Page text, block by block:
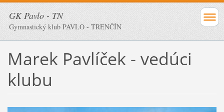
GK Pavlo - TN
Gymnastický klub PAVLO - TRENČÍN
Marek Pavlíček - vedúci
klubu